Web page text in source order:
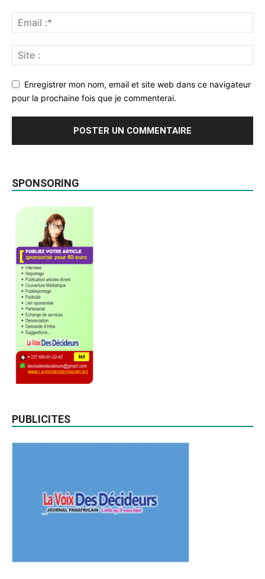
Enregistrer mon nom, email et site web dans ce navigateur
pour la prochaine fois que je commenterai.
SPONSORING
PUBLICITES